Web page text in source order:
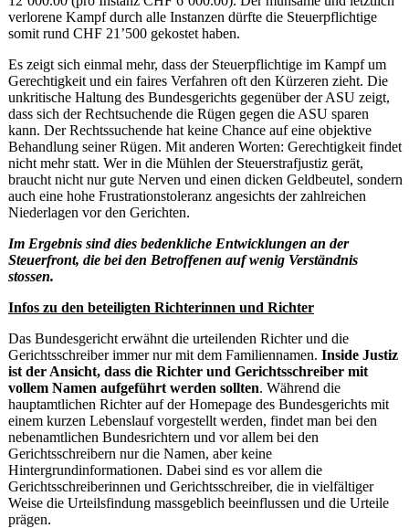
verlorene Kampf durch alle Instanzen dürfte die Steuerpflichtige
somit rund CHF 21’500 gekostet haben.
Es zeigt sich einmal mehr, dass der Steuerpflichtige im Kampf um
Gerechtigkeit und ein faires Verfahren oft den Kürzeren zieht. Die
unkritische Haltung des Bundesgerichts gegenüber der ASU zeigt,
dass sich der Rechtsuchende die Rügen gegen die ASU sparen
kann. Der Rechtssuchende hat keine Chance auf eine objektive
Behandlung seiner Rügen. Mit anderen Worten: Gerechtigkeit findet
nicht mehr statt. Wer in die Mühlen der Steuerstrafjustiz gerät,
braucht nicht nur gute Nerven und einen dicken Geldbeutel, sondern
auch eine hohe Frustrationstoleranz angesichts der zahlreichen
Niederlagen vor den Gerichten.
Im Ergebnis sind dies bedenkliche Entwicklungen an der
Steuerfront, die bei den Betroffenen auf wenig Verständnis
stossen.
Infos zu den beteiligten Richterinnen und Richter
Das Bundesgericht erwähnt die urteilenden Richter und die
Gerichtsschreiber immer nur mit dem Familiennamen. Inside Justiz
ist der Ansicht, dass die Richter und Gerichtsschreiber mit
vollem Namen aufgeführt werden sollten. Während die
hauptamtlichen Richter auf der Homepage des Bundesgerichts mit
einem kurzen Lebenslauf vorgestellt werden, findet man bei den
nebenamtlichen Bundesrichtern und vor allem bei den
Gerichtsschreibern nur die Namen, aber keine
Hintergrundinformationen. Dabei sind es vor allem die
Gerichtsschreiberinnen und Gerichtsschreiber, die in vielfältiger
Weise die Urteilsfindung massgeblich beeinflussen und die Urteile
prägen.